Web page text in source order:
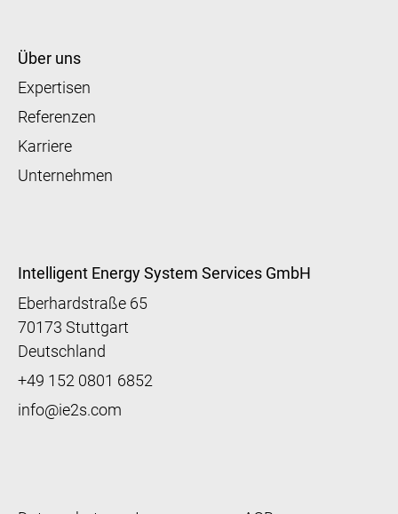
Über uns
Expertisen
Referenzen
Karriere
Unternehmen
Intelligent Energy System Services GmbH
Eberhardstraße 65
70173 Stuttgart
Deutschland
+49 152 0801 6852
info@ie2s.com